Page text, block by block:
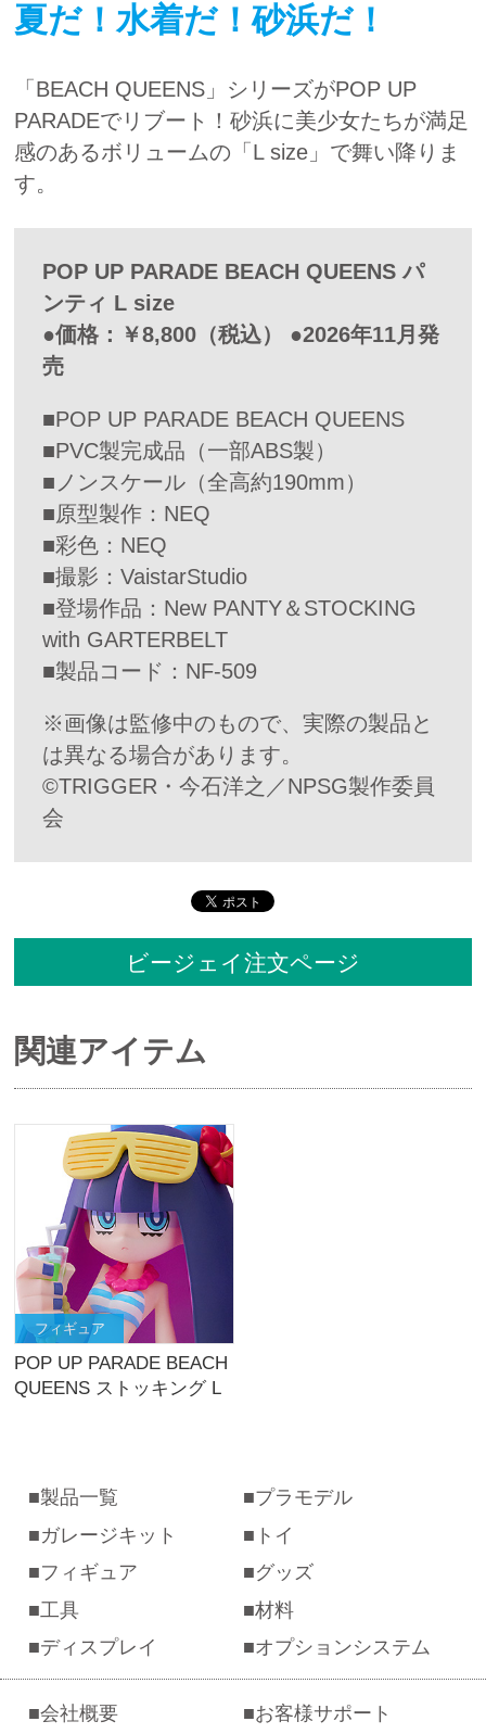
夏だ！水着だ！砂浜だ！
「BEACH QUEENS」シリーズがPOP UP
PARADEでリブート！砂浜に美少女たちが満足
感のあるボリュームの「L size」で舞い降りま
す。
POP UP PARADE BEACH QUEENS パ
ンティ L size
●価格：￥8,800（税込） ●2026年11月発
売
■POP UP PARADE BEACH QUEENS
■PVC製完成品（一部ABS製）
■ノンスケール（全高約190mm）
■原型製作：NEQ
■彩色：NEQ
■撮影：VaistarStudio
■登場作品：New PANTY＆STOCKING
with GARTERBELT
■製品コード：NF-509
※画像は監修中のもので、実際の製品と
は異なる場合があります。
©TRIGGER・今石洋之／NPSG製作委員
会
ビージェイ注文ページ
関連アイテム
フィギュア
POP UP PARADE BEACH
QUEENS ストッキング L
製品一覧
プラモデル
ガレージキット
トイ
フィギュア
グッズ
工具
材料
ディスプレイ
オプションシステム
会社概要 お客様サポート